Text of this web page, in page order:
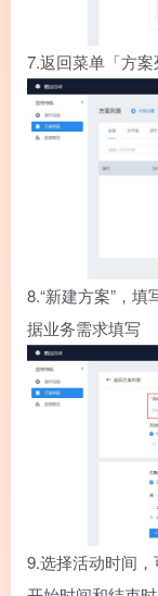
7.返回菜单「方案
8.“新建方案”，
据业务需求填写
9.选择活动时间